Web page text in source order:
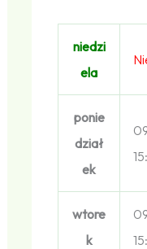
niedzi
ela
ponie
dział
ek
wtore
k